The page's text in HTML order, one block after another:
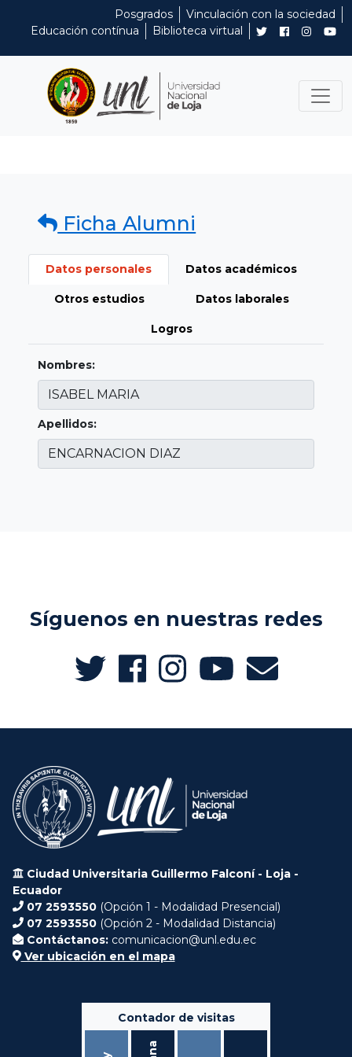
Posgrados
Vinculación con la sociedad
Educación contínua
Biblioteca virtual
Ficha Alumni
Datos personales Datos académicos
Otros estudios Datos laborales
Logros
Nombres:
Apellidos:
Síguenos en nuestras redes
Ciudad Universitaria Guillermo Falconí - Loja -
Ecuador
07 2593550 (Opción 1 - Modalidad Presencial)
07 2593550 (Opción 2 - Modalidad Distancia)
Contáctanos: comunicacion@unl.edu.ec
Ver ubicación en el mapa
Contador de visitas